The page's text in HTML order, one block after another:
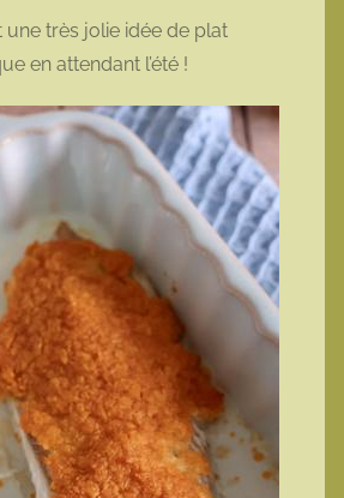
une très jolie idée de plat
en attendant l’été !